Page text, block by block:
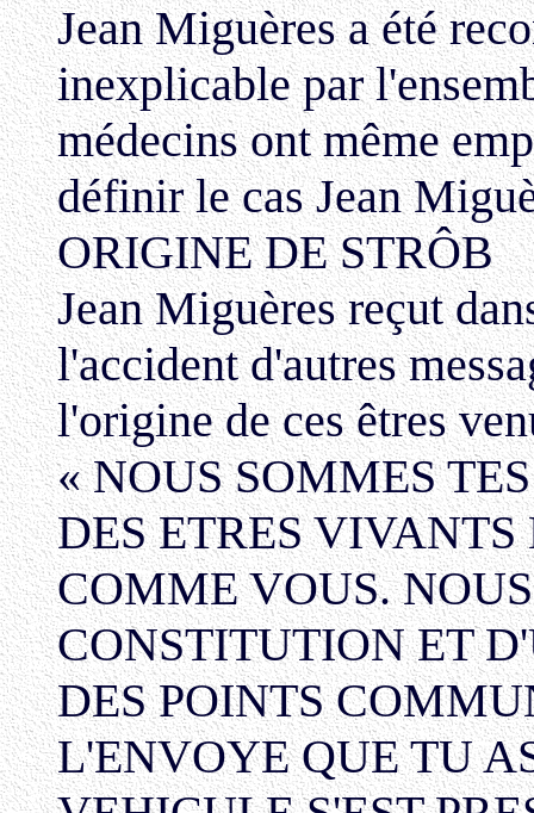
Jean Miguères a été
inexplicable par
médecins ont même
définir le cas Jean
ORIGINE DE STRÔB
Jean Miguères reçut
l'accident d'autres
l'origine de ces êtres
« NOUS SOMMES
DES ETRES
COMME VOUS.
CONSTITUTION ET
DES POINTS
L'ENVOYE QUE TU